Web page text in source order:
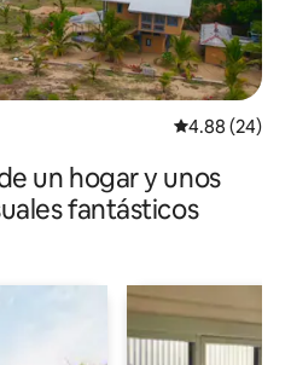
Calificación
4.88 (24)
un hogar y unos
fantásticos